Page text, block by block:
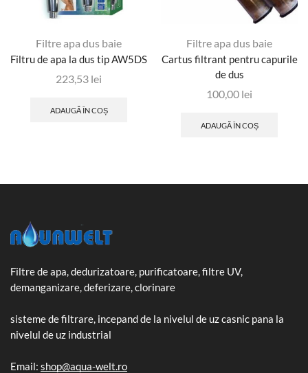
Filtre apa dus baie
Filtru de apa la dus tip AW5DS
223,53 lei
ADAUGĂ ÎN COȘ
Filtre apa dus baie
Cartus filtrant pentru capurile
de dus
100,00 lei
ADAUGĂ ÎN COȘ
Filtre de apa, dedurizatoare, purificatoare, filtre UV,
demanganizare, deferizare, clorinare
sisteme de filtrare, incepand de la nivelul de uz casnic pana la
nivelul de uz industrial
Email: shop@aqua-welt.ro